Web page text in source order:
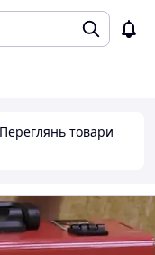
товари